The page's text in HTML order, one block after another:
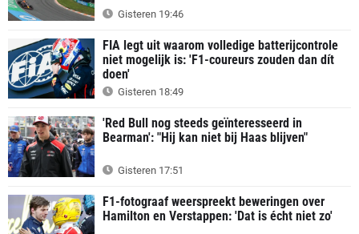
Gisteren 19:46
FIA legt uit waarom volledige batterijcontrole
niet mogelijk is: 'F1-coureurs zouden dan dít
doen'
Gisteren 18:49
'Red Bull nog steeds geïnteresseerd in
Bearman': "Hij kan niet bij Haas blijven"
Gisteren 17:51
F1-fotograaf weerspreekt beweringen over
Hamilton en Verstappen: 'Dat is écht niet zo'